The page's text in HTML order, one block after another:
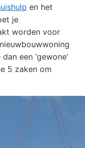
en het
je
worden voor
een ‘gewone’
5 zaken om